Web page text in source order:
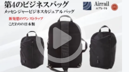
テクノロジー・ガジェット
映像・映画